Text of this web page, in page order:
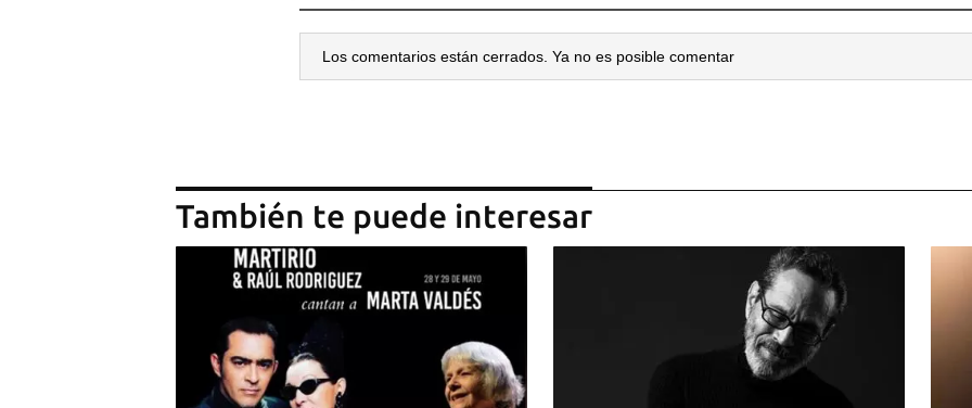
Los comentarios están cerrados. Ya no es posible comentar
También te puede interesar